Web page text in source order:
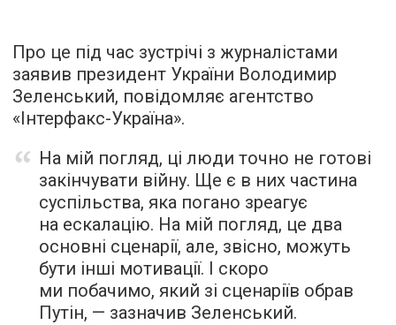
Про це під час зустрічі з журналістами
заявив президент України Володимир
Зеленський, повідомляє агентство
«Інтерфакс-Україна».
На мій погляд, ці люди точно не готові
закінчувати війну. Ще є в них частина
суспільства, яка погано зреагує
на ескалацію. На мій погляд, це два
основні сценарії, але, звісно, можуть
бути інші мотивації. І скоро
ми побачимо, який зі сценаріїв обрав
Путін, — зазначив Зеленський.